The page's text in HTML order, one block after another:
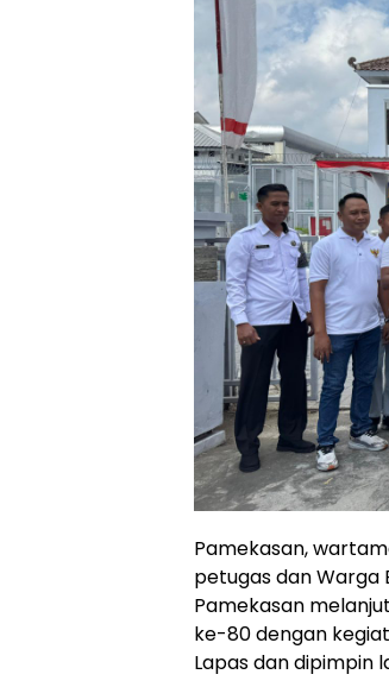
Pamekasan,
petugas dan Warga
Pamekasan
ke-80 dengan
Lapas dan dipimpin